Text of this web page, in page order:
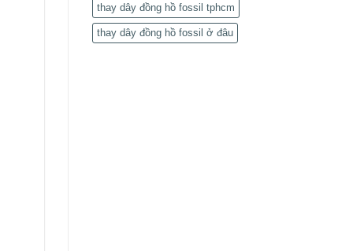
thay dây đồng hồ fossil tphcm
thay dây đồng hồ fossil ở đâu